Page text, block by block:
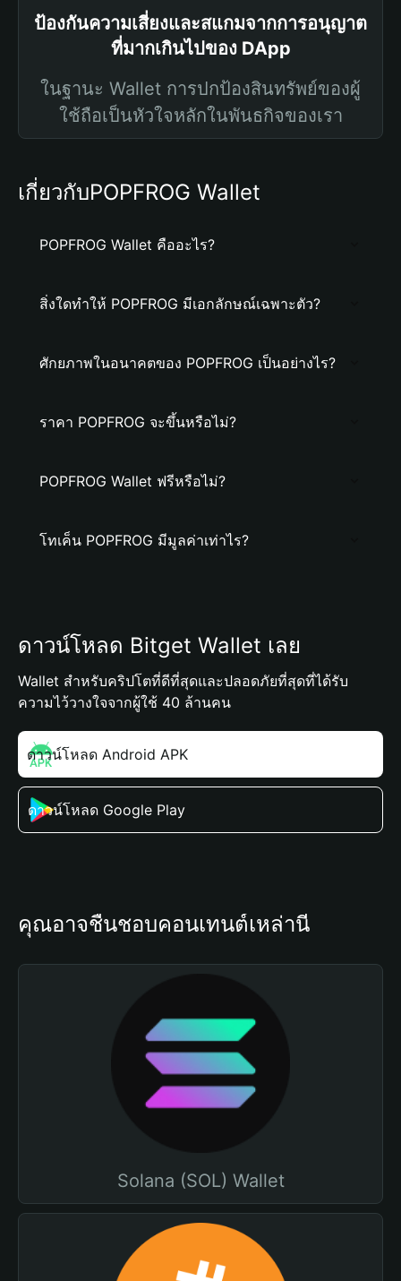
ป้องกันความเสี่ยงและสแกมจากการอนุญาต
ที่มากเกินไปของ DApp
ในฐานะ Wallet การปกป้องสินทรัพย์ของผู้
ใช้ถือเป็นหัวใจหลักในพันธกิจของเรา
เกี่ยวกับPOPFROG Wallet
POPFROG Wallet คืออะไร?
สิ่งใดทำให้ POPFROG มีเอกลักษณ์เฉพาะตัว?
ศักยภาพในอนาคตของ POPFROG เป็นอย่างไร?
ราคา POPFROG จะขึ้นหรือไม่?
POPFROG Wallet ฟรีหรือไม่?
โทเค็น POPFROG มีมูลค่าเท่าไร?
ดาวน์โหลด Bitget Wallet เลย
Wallet สำหรับคริปโตที่ดีที่สุดและปลอดภัยที่สุดที่ได้รับ
ความไว้วางใจจากผู้ใช้ 40 ล้านคน
ดาวน์โหลด Android APK
ดาวน์โหลด Google Play
คุณอาจชื่นชอบคอนเทนต์เหล่านี้
Solana (SOL) Wallet